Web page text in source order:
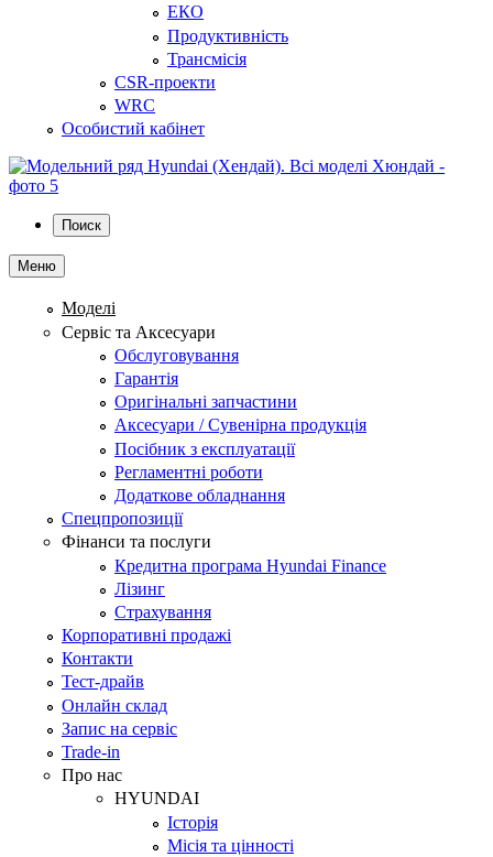
ЕКО
Продуктивність
Трансмісія
CSR-проекти
WRC
Особистий кабінет
Поиск
Меню
Моделі
Сервіс та Аксесуари
Обслуговування
Гарантія
Оригінальні запчастини
Аксесуари / Сувенірна продукція
Посібник з експлуатації
Регламентні роботи
Додаткове обладнання
Спецпропозиції
Фінанси та послуги
Кредитна програма Hyundai Finance
Лізинг
Страхування
Корпоративні продажі
Контакти
Тест-драйв
Онлайн склад
Запис на сервіс
Trade-in
Про нас
HYUNDAI
Історія
Місія та цінності